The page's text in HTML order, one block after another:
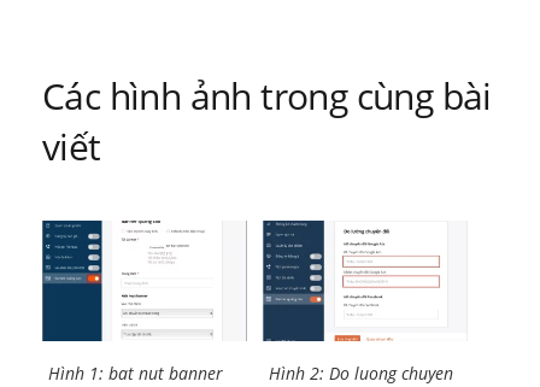
viết
Các hình ảnh trong cùng bài
viết
Hình 1: bat nut banner
Hình 2: Do luong chuyen